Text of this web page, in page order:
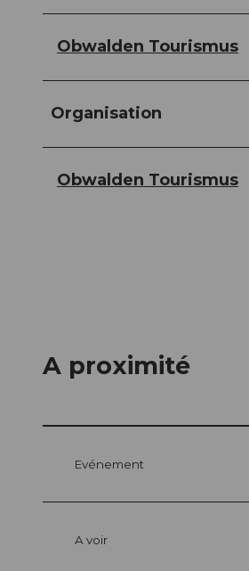
Obwalden Tourismus
Organisation
Obwalden Tourismus
A proximité
Evénement
A voir